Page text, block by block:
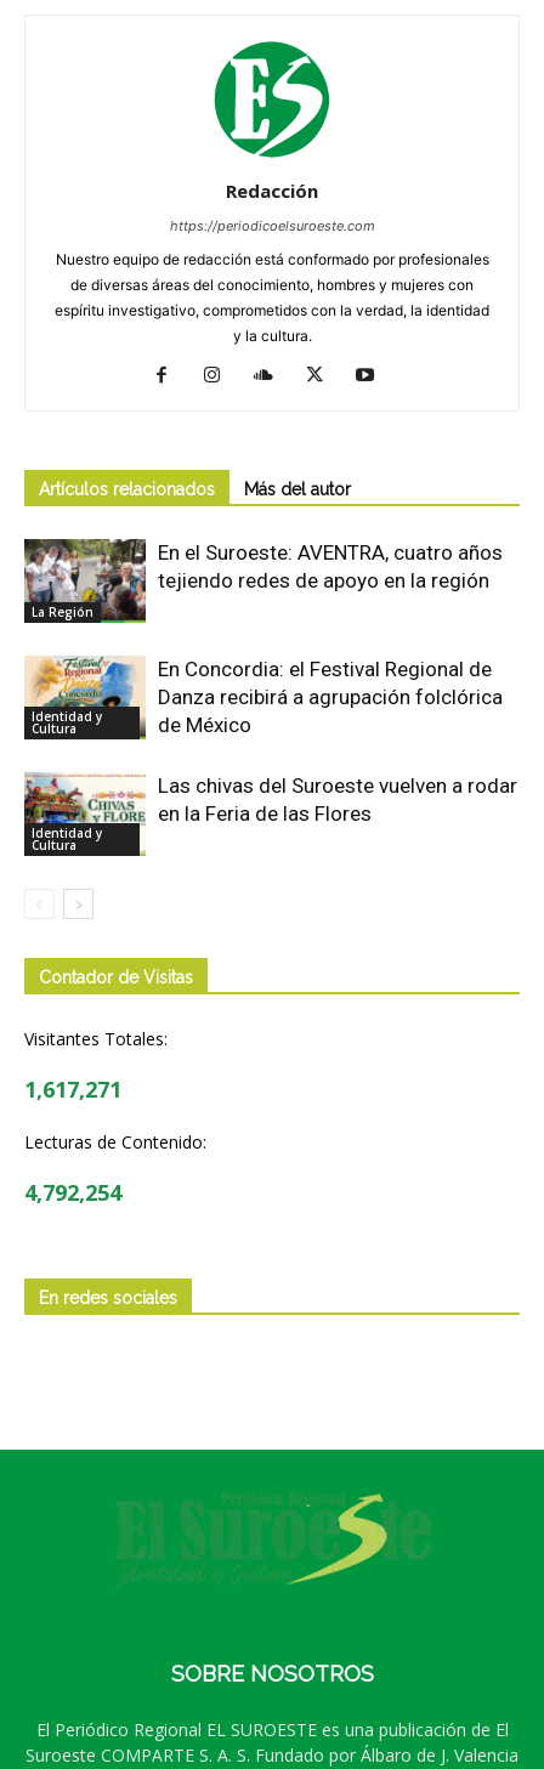
Redacción
https://periodicoelsuroeste.com
Nuestro equipo de redacción está conformado por profesionales
de diversas áreas del conocimiento, hombres y mujeres con
espíritu investigativo, comprometidos con la verdad, la identidad
y la cultura.
Artículos relacionados Más del autor
La Región
En el Suroeste: AVENTRA, cuatro años
tejiendo redes de apoyo en la región
Identidad y
Cultura
En Concordia: el Festival Regional de
Danza recibirá a agrupación folclórica
de México
Identidad y
Cultura
Las chivas del Suroeste vuelven a rodar
en la Feria de las Flores
Contador de Visitas
Visitantes Totales:
1,617,271
Lecturas de Contenido:
4,792,254
En redes sociales
SOBRE NOSOTROS
El Periódico Regional EL SUROESTE es una publicación de El
Suroeste COMPARTE S. A. S. Fundado por Álbaro de J. Valencia